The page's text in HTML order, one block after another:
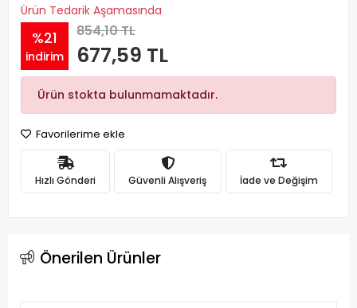
Ürün Tedarik Aşamasında
%21
indirim
854,10 TL
677,59 TL
Ürün stokta bulunmamaktadır.
Favorilerime ekle
Hızlı Gönderi Güvenli Alışveriş İade ve Değişim
Önerilen Ürünler